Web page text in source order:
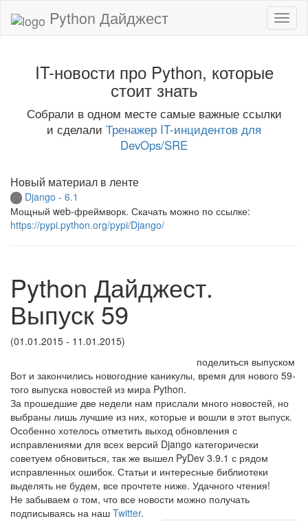
Python Дайджест
IT-новости про Python, которые
стоит знать
Собрали в одном месте самые важные ссылки
и сделали Тренажер IT-инцидентов для
DevOps/SRE
Новый материал в ленте
Django - 6.1
Мощный web-фреймворк. Скачать можно по ссылке:
https://pypi.python.org/pypi/Django/
Python Дайджест.
Выпуск 59
(01.01.2015 - 11.01.2015)
поделиться выпуском
Вот и закончились новогодние каникулы, время для нового 59-
того выпуска новостей из мира Python.
За прошедшие две недели нам прислали много новостей, но
выбраны лишь лучшие из них, которые и вошли в этот выпуск.
Особенно хотелось отметить выход обновления с
исправлениями для всех версий Django категорически
советуем обновиться, так же вышел PyDev 3.9.1 с рядом
исправленных ошибок. Статьи и интересные библиотеки
выделять не будем, все прочтете ниже. Удачного чтения!
Не забываем о том, что все новости можно получать
подписываясь на наш Twitter.